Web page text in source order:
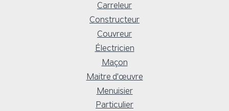
Carreleur
Constructeur
Couvreur
Électricien
Maçon
Maitre d'œuvre
Menuisier
Particulier